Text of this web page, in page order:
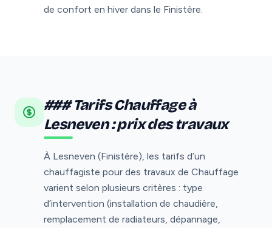
de confort en hiver dans le Finistère.
### Tarifs Chauffage à
Lesneven : prix des travaux
À Lesneven (Finistère), les tarifs d’un
chauffagiste pour des travaux de Chauffage
varient selon plusieurs critères : type
d’intervention (installation de chaudière,
remplacement de radiateurs, dépannage,